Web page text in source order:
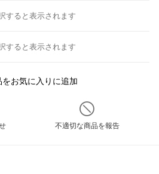
すると表示されます
すると表示されます
をお気に入りに追加
不適切な商品を報告